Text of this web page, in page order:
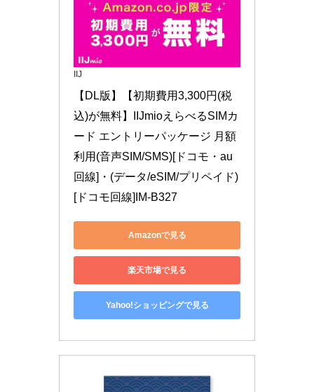
IIJ
【DL版】【初期費用3,300円(税
込)が無料】IIJmioえらべるSIMカ
ード エントリーパッケージ 月額
利用(音声SIM/SMS)[ドコモ・au
回線]・(データ/eSIM/プリペイド)
[ドコモ回線]IM-B327
Amazonで見る
楽天市場で見る
Yahoo!ショッピングで見る